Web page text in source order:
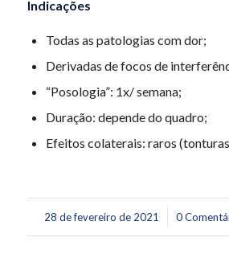
Indicações
Todas as patologias com dor;
Derivadas de focos de
“Posologia”: 1x/ semana;
Duração: depende do quadro;
Efeitos colaterais: raros
28 de fevereiro de 2021
/ 0 /